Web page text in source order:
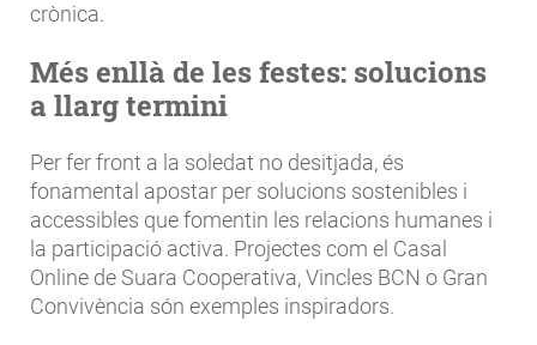
crònica.
Més enllà de les festes: solucions
a llarg termini
Per fer front a la soledat no desitjada, és
fonamental apostar per solucions sostenibles i
accessibles que fomentin les relacions humanes i
la participació activa. Projectes com el Casal
Online de Suara Cooperativa, Vincles BCN o Gran
Convivència són exemples inspiradors.